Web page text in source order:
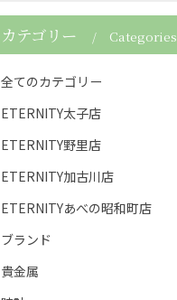
カテゴリー Categories
全てのカテゴリー
ETERNITY太子店
ETERNITY野里店
ETERNITY加古川店
ETERNITYあべの昭和町店
ブランド
貴金属